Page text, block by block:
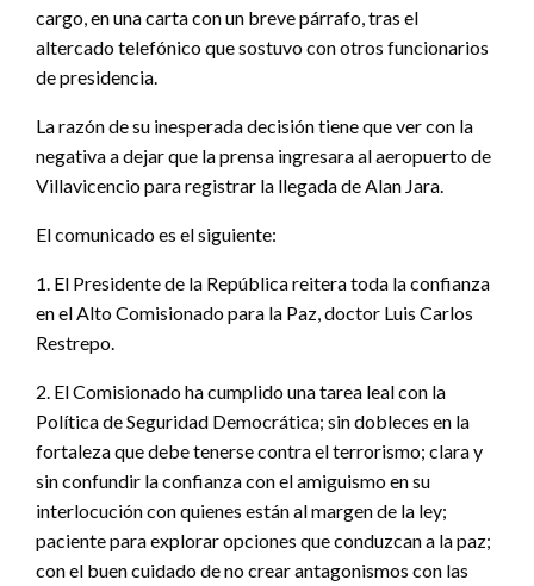
cargo, en una carta con un breve párrafo, tras el
altercado telefónico que sostuvo con otros funcionarios
de presidencia.
La razón de su inesperada decisión tiene que ver con la
negativa a dejar que la prensa ingresara al aeropuerto de
Villavicencio para registrar la llegada de Alan Jara.
El comunicado es el siguiente:
1. El Presidente de la República reitera toda la confianza
en el Alto Comisionado para la Paz, doctor Luis Carlos
Restrepo.
2. El Comisionado ha cumplido una tarea leal con la
Política de Seguridad Democrática; sin dobleces en la
fortaleza que debe tenerse contra el terrorismo; clara y
sin confundir la confianza con el amiguismo en su
interlocución con quienes están al margen de la ley;
paciente para explorar opciones que conduzcan a la paz;
con el buen cuidado de no crear antagonismos con las